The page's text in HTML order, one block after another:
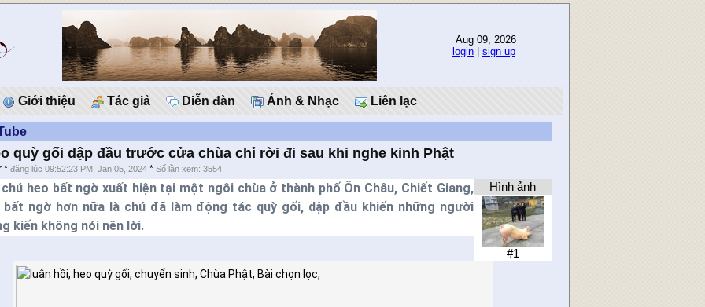
Aug 09, 2026
login
sign up
Giới thiệu Tác giả Diễn đàn Ảnh & Nhạc Liên lạc
quỳ gối dập đầu trước cửa chùa chỉ rời đi sau khi nghe kinh Phật
*đăng lúc 09:52:23 PM, Jan 05, 2024 *Số lần xem: 3554
Hình ảnh
#1
heo bất ngờ xuất hiện tại một ngôi chùa ở thành phố Ôn Châu, Chiết Giang,
bất ngờ hơn nữa là chú đã làm động tác quỳ gối, dập đầu khiến những người
kiến không nói nên lời.